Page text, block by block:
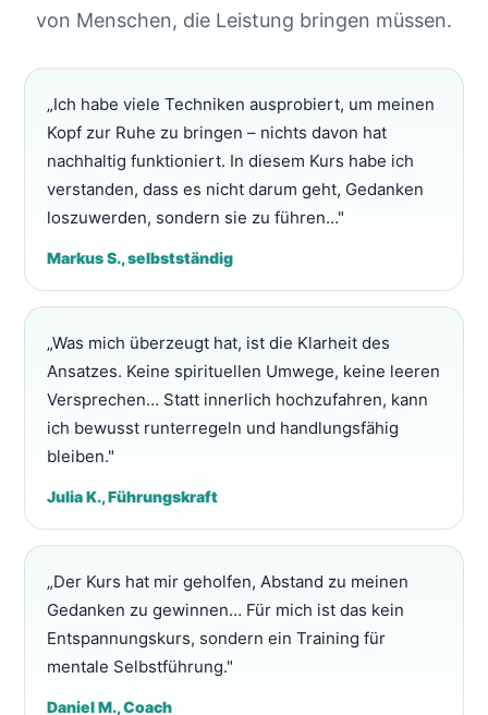
von Menschen, die Leistung bringen müssen.
„Ich habe viele Techniken ausprobiert, um meinen
Kopf zur Ruhe zu bringen – nichts davon hat
nachhaltig funktioniert. In diesem Kurs habe ich
verstanden, dass es nicht darum geht, Gedanken
loszuwerden, sondern sie zu führen…"
Markus S., selbstständig
„Was mich überzeugt hat, ist die Klarheit des
Ansatzes. Keine spirituellen Umwege, keine leeren
Versprechen… Statt innerlich hochzufahren, kann
ich bewusst runterregeln und handlungsfähig
bleiben."
Julia K., Führungskraft
„Der Kurs hat mir geholfen, Abstand zu meinen
Gedanken zu gewinnen… Für mich ist das kein
Entspannungskurs, sondern ein Training für
mentale Selbstführung."
Daniel M., Coach